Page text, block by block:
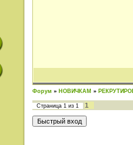
Форум » НОВИЧКАМ »
Страница 1 из 1 1